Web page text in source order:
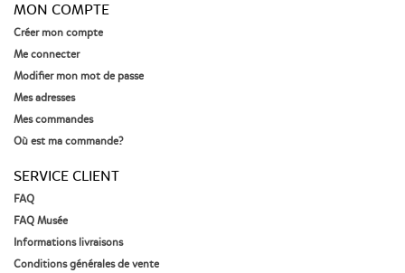
MON COMPTE
Créer mon compte
Me connecter
Modifier mon mot de passe
Mes adresses
Mes commandes
Où est ma commande?
SERVICE CLIENT
FAQ
FAQ Musée
Informations livraisons
Conditions générales de vente